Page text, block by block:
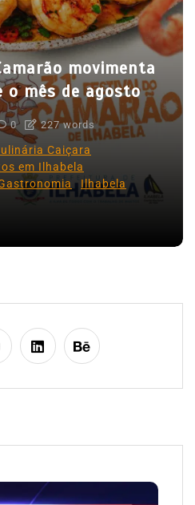
movimenta
mês de agosto
0 227 words
Caiçara
em Ilhabela
Ilhabela